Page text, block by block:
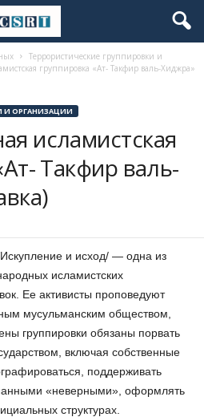
Террористические группировки и
группировка «Ат- Такфир валь-Хиджра»
И ОРГАНИЗАЦИИ
исламистская
Такфир валь-
и исход/ — одна из
исламистских
Ее активисты проповедуют
мусульманским обществом,
группировки обязаны порвать
включая собственные
поддерживать
«неверными», оформлять
структурах.